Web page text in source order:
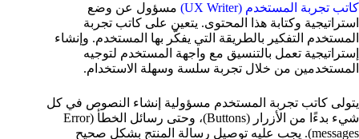
كاتب تجربة المستخدم (UX Writer)
مسؤول عن وضع
استراتيجية وكتابة هذا المحتوى. يتعين على كاتب تجربة
المستخدم التفكير بالطريقة التي يفكّر بها المستخدم. وإنشاء
إستراتيجية تعمل بالتنسيق مع واجهة المستخدم لتوجيه
المستخدمين من خلال تجربة سلسة وسهلة الاستخدام.
يتولى كاتب تجربة المستخدم مسؤولية إنشاء النصوص في كل
شيء بدءًا من الأزرار (Buttons)، وحتى رسائل الخطأ (Error
messages). يجب عليه توصيل رسالة المنتج بشكل صحيح